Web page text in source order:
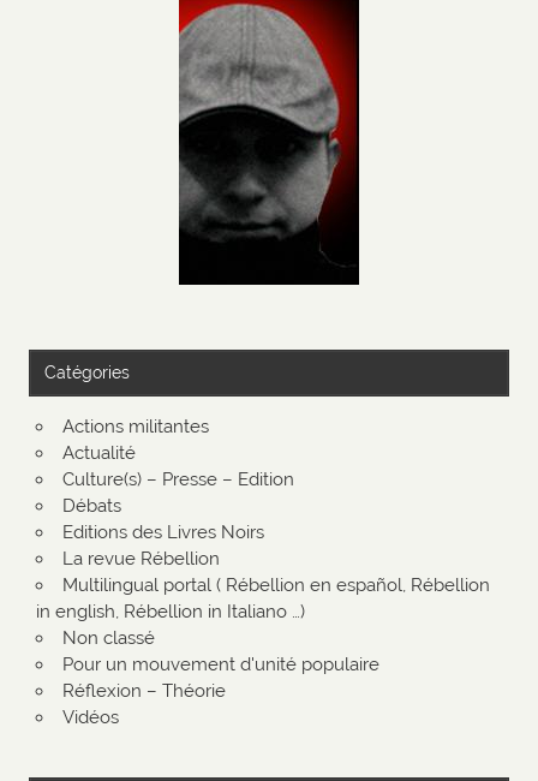
Catégories
Actions militantes
Actualité
Culture(s) – Presse – Edition
Débats
Editions des Livres Noirs
La revue Rébellion
Multilingual portal ( Rébellion en español, Rébellion
in english, Rébellion in Italiano …)
Non classé
Pour un mouvement d'unité populaire
Réflexion – Théorie
Vidéos